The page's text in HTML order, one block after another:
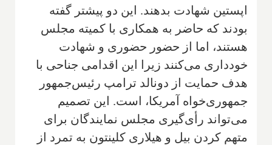
اپستین شهادت بدهند. این دو پیشتر گفته
بودند که حاضر به همکاری با کمیته مجلس
هستند، اما از حضور حضوری و شهادت
خودداری می‌کنند زیرا این اقدامی جناحی با
هدف حمایت از دونالد ترامپ رئیس‌جمهور
جمهوری‌خواه آمریکا، است. این تصمیم
می‌تواند رأی‌گیری مجلس نمایندگان برای
متهم کردن بیل و هیلاری کلینتون به تمرد از